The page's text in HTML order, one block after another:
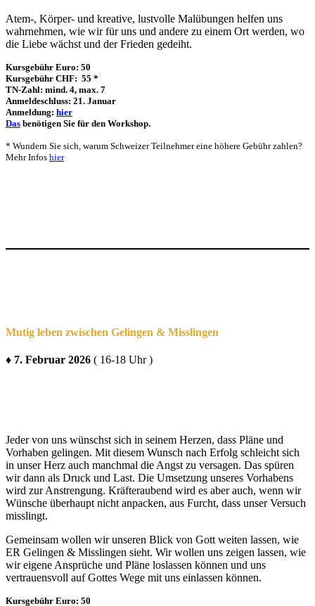
Atem-, Körper- und kreative, lustvolle Malübungen helfen uns
wahrnehmen, wie wir für uns und andere zu einem Ort werden, wo
die Liebe wächst und der Frieden gedeiht.
Kursgebühr Euro: 50
Kursgebühr CHF: 55 *
TN-Zahl: mind. 4, max. 7
Anmeldeschluss: 21. Januar
Anmeldung: hier
Das benötigen Sie für den Workshop.
* Wundern Sie sich, warum Schweizer Teilnehmer eine höhere Gebühr zahlen?
Mehr Infos hier
Mutig leben zwischen Gelingen & Misslingen
♦ 7. Februar 2026 ( 16-18 Uhr )
Jeder von uns wünschst sich in seinem Herzen, dass Pläne und
Vorhaben gelingen. Mit diesem Wunsch nach Erfolg schleicht sich
in unser Herz auch manchmal die Angst zu versagen. Das spüren
wir dann als Druck und Last. Die Umsetzung unseres Vorhabens
wird zur Anstrengung. Kräfteraubend wird es aber auch, wenn wir
Wünsche überhaupt nicht anpacken, aus Furcht, dass unser Versuch
misslingt.
Gemeinsam wollen wir unseren Blick von Gott weiten lassen, wie
ER Gelingen & Misslingen sieht. Wir wollen uns zeigen lassen, wie
wir eigene Ansprüche und Pläne loslassen können und uns
vertrauensvoll auf Gottes Wege mit uns einlassen können.
Kursgebühr Euro: 50